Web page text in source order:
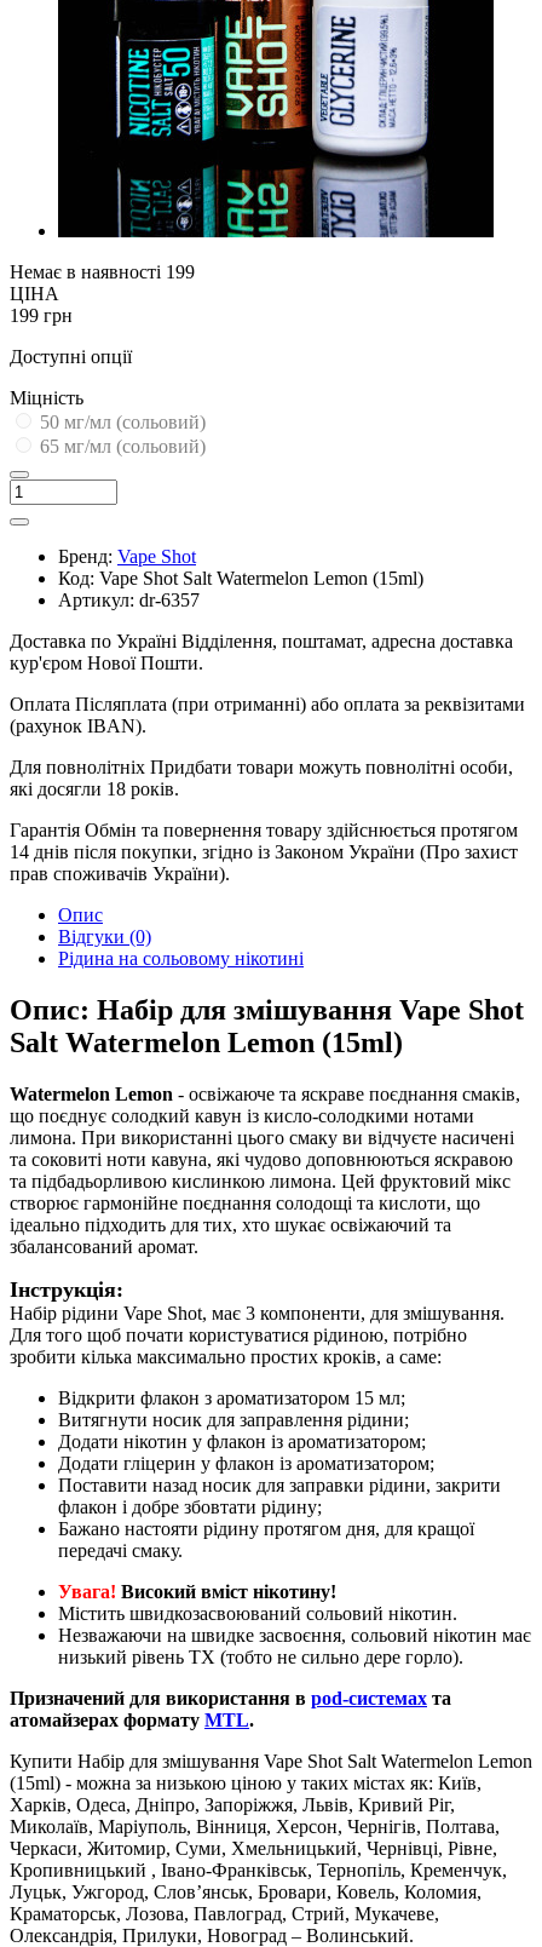
Немає в наявності 199
ЦІНА
199 грн
Доступні опції
Міцність
50 мг/мл (сольовий)
65 мг/мл (сольовий)
Бренд: Vape Shot
Код: Vape Shot Salt Watermelon Lemon (15ml)
Артикул: dr-6357
Доставка по Україні Відділення, поштамат, адресна доставка
кур'єром Нової Пошти.
Оплата Післяплата (при отриманні) або оплата за реквізитами
(рахунок IBAN).
Для повнолітніх Придбати товари можуть повнолітні особи,
які досягли 18 років.
Гарантія Обмін та повернення товару здійснюється протягом
14 днів після покупки, згідно із Законом України (Про захист
прав споживачів України).
Опис
Відгуки (0)
Рідина на сольовому нікотині
Опис: Набір для змішування Vape Shot
Salt Watermelon Lemon (15ml)
Watermelon Lemon - освіжаюче та яскраве поєднання смаків,
що поєднує солодкий кавун із кисло-солодкими нотами
лимона. При використанні цього смаку ви відчуєте насичені
та соковиті ноти кавуна, які чудово доповнюються яскравою
та підбадьорливою кислинкою лимона. Цей фруктовий мікс
створює гармонійне поєднання солодощі та кислоти, що
ідеально підходить для тих, хто шукає освіжаючий та
збалансований аромат.
Інструкція:
Набір рідини Vape Shot, має 3 компоненти, для змішування.
Для того щоб почати користуватися рідиною, потрібно
зробити кілька максимально простих кроків, а саме:
Відкрити флакон з ароматизатором 15 мл;
Витягнути носик для заправлення рідини;
Додати нікотин у флакон із ароматизатором;
Додати гліцерин у флакон із ароматизатором;
Поставити назад носик для заправки рідини, закрити
флакон і добре збовтати рідину;
Бажано настояти рідину протягом дня, для кращої
передачі смаку.
Увага! Високий вміст нікотину!
Містить швидкозасвоюваний сольовий нікотин.
Незважаючи на швидке засвоєння, сольовий нікотин має
низький рівень ТХ (тобто не сильно дере горло).
Призначений для використання в pod-системах та
атомайзерах формату MTL.
Купити Набір для змішування Vape Shot Salt Watermelon Lemon
(15ml) - можна за низькою ціною у таких містах як: Київ,
Харків, Одеса, Дніпро, Запоріжжя, Львів, Кривий Ріг,
Миколаїв, Маріуполь, Вінниця, Херсон, Чернігів, Полтава,
Черкаси, Житомир, Суми, Хмельницький, Чернівці, Рівне,
Кропивницький , Івано-Франківськ, Тернопіль, Кременчук,
Луцьк, Ужгород, Слов’янськ, Бровари, Ковель, Коломия,
Краматорськ, Лозова, Павлоград, Стрий, Мукачеве,
Олександрія, Прилуки, Новоград – Волинський.